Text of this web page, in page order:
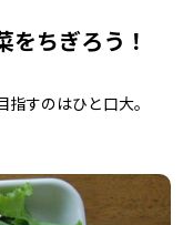
をちぎろう！
すのはひと口大。